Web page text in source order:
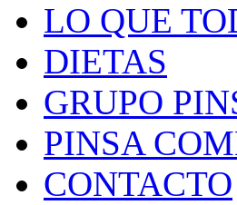
LO QUE
DIETAS
GRUPO
PINSA
CONTACTO